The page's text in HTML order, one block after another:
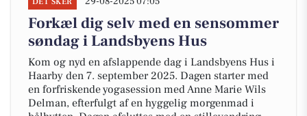
Forkæl dig selv med en sensommer
søndag i Landsbyens Hus
Kom og nyd en afslappende dag i Landsbyens Hus i
Haarby den 7. september 2025. Dagen starter med
en forfriskende yogasession med Anne Marie Wils
Delman, efterfulgt af en hyggelig morgenmad i